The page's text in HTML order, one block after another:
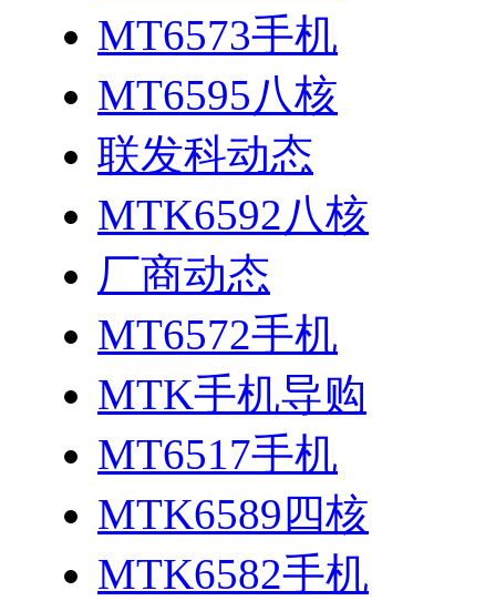
MT6573手机
MT6595八核
联发科动态
MTK6592八核
厂商动态
MT6572手机
MTK手机导购
MT6517手机
MTK6589四核
MTK6582手机